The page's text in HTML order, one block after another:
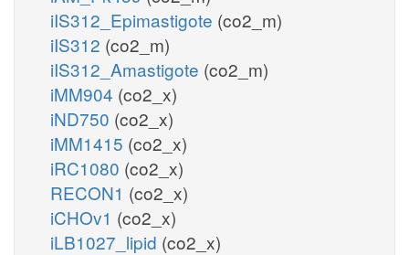
iIS312_Epimastigote (co2_m)
iIS312 (co2_m)
iIS312_Amastigote (co2_m)
iMM904 (co2_x)
iND750 (co2_x)
iMM1415 (co2_x)
iRC1080 (co2_x)
RECON1 (co2_x)
iCHOv1 (co2_x)
iLB1027_lipid (co2_x)